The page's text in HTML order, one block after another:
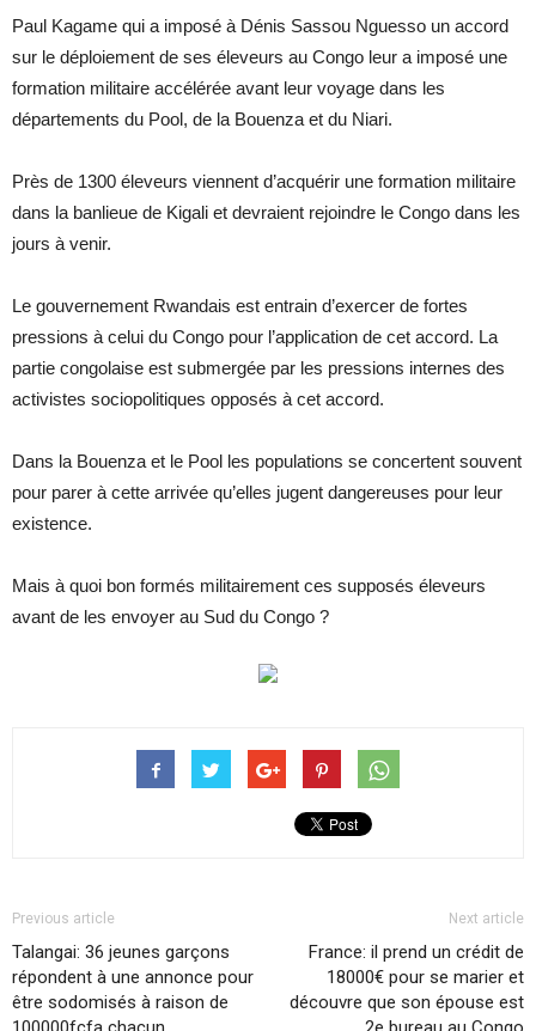
Paul Kagame qui a imposé à Dénis Sassou Nguesso un accord
sur le déploiement de ses éleveurs au Congo leur a imposé une
formation militaire accélérée avant leur voyage dans les
départements du Pool, de la Bouenza et du Niari.
Près de 1300 éleveurs viennent d’acquérir une formation militaire
dans la banlieue de Kigali et devraient rejoindre le Congo dans les
jours à venir.
Le gouvernement Rwandais est entrain d’exercer de fortes
pressions à celui du Congo pour l’application de cet accord. La
partie congolaise est submergée par les pressions internes des
activistes sociopolitiques opposés à cet accord.
Dans la Bouenza et le Pool les populations se concertent souvent
pour parer à cette arrivée qu’elles jugent dangereuses pour leur
existence.
Mais à quoi bon formés militairement ces supposés éleveurs
avant de les envoyer au Sud du Congo ?
Previous article
Talangai: 36 jeunes garçons
répondent à une annonce pour
être sodomisés à raison de
Next article
France: il prend un crédit de
18000€ pour se marier et
découvre que son épouse est